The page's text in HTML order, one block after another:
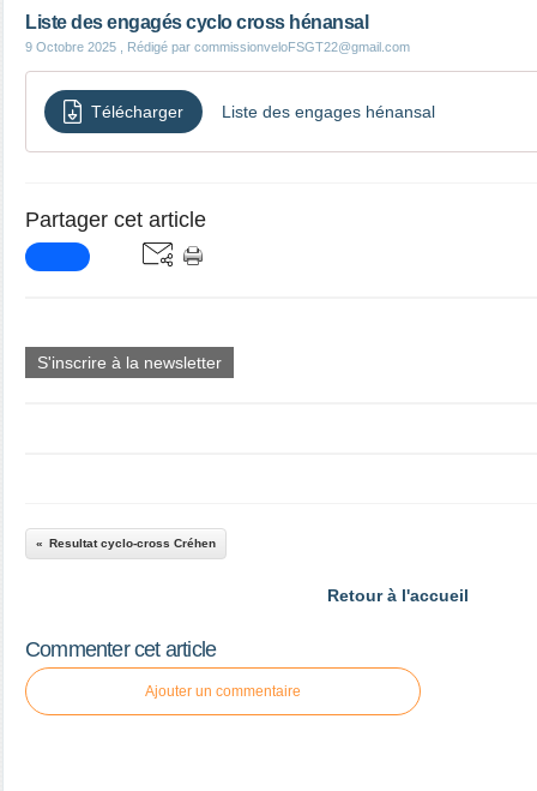
Liste des engagés cyclo cross hénansal
9 Octobre 2025 , Rédigé par commissionveloFSGT22@gmail.com
Télécharger Liste des engages hénansal
Partager cet article
S'inscrire à la newsletter
Resultat cyclo-cross Créhen
Retour à l'accueil
Commenter cet article
Ajouter un commentaire